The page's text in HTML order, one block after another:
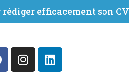
rédiger efficacement son CV